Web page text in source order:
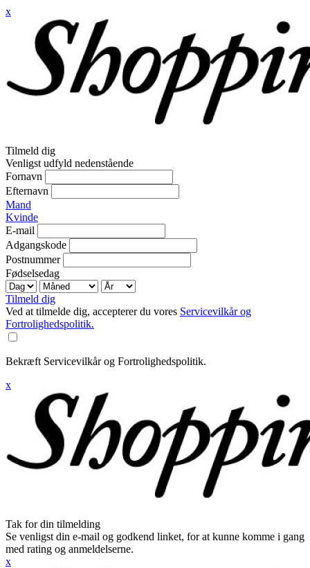
x
Tilmeld dig
Venligst udfyld nedenstående
Fornavn
Efternavn
Mand
Kvinde
E-mail
Adgangskode
Postnummer
Fødselsedag
Tilmeld dig
Ved at tilmelde dig, accepterer du vores Servicevilkår og
Fortrolighedspolitik.
Bekræft Servicevilkår og Fortrolighedspolitik.
x
Tak for din tilmelding
Se venligst din e-mail og godkend linket, for at kunne komme i gang
med rating og anmeldelserne.
x